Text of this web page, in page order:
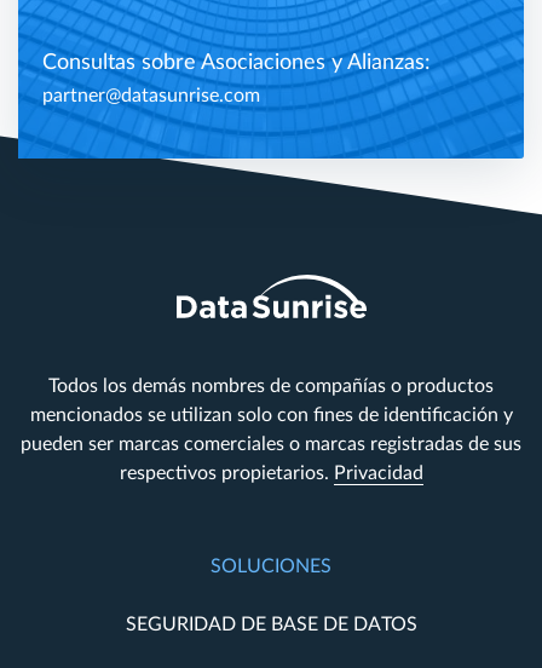
Consultas sobre Asociaciones y Alianzas:
partner@datasunrise.com
Todos los demás nombres de compañías o productos
mencionados se utilizan solo con fines de identificación y
pueden ser marcas comerciales o marcas registradas de sus
respectivos propietarios. Privacidad
SOLUCIONES
SEGURIDAD DE BASE DE DATOS